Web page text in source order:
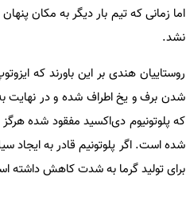
اما زمانی که تیم بار دیگر به مکان
نشد.
روستاییان هندی بر این باورند که
شدن برف و یخ اطراف شده و در نهایت
شده است. اگر پلوتونیم قادر به ایجاد
برای تولید گرما به شدت کاهش داشته